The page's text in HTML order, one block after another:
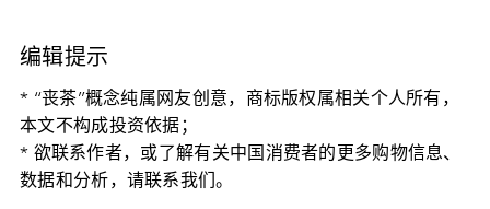
编辑提示
* “丧茶”概念纯属网友创意，商标版权属相关个人所有，
本文不构成投资依据；
* 欲联系作者，或了解有关中国消费者的更多购物信息、
数据和分析，请联系我们。